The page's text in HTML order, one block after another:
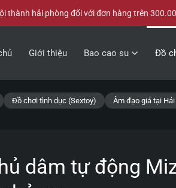
thành hải phòng đối với đơn hàng trên
Giới thiệu Bao cao su Đồ
Đồ chơi tình dục (Sextoy) Âm đạo giả tại
dâm tự động